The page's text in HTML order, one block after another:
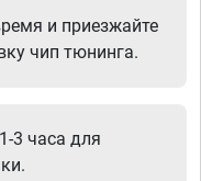
и приезжайте
чип тюнинга.
3 часа для